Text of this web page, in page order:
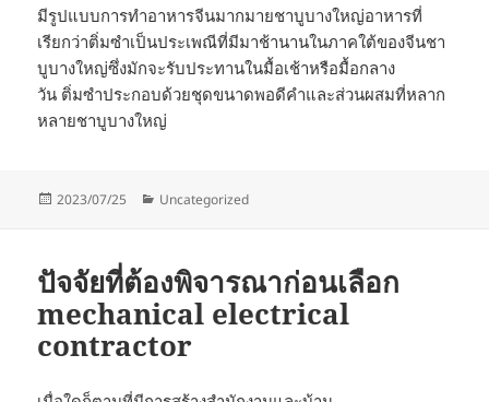
มีรูปแบบการทำอาหารจีนมากมายชาบูบางใหญ่อาหารที่
เรียกว่าติ่มซำเป็นประเพณีที่มีมาช้านานในภาคใต้ของจีนชา
บูบางใหญ่ซึ่งมักจะรับประทานในมื้อเช้าหรือมื้อกลาง
วัน ติ่มซำประกอบด้วยชุดขนาดพอดีคำและส่วนผสมที่หลาก
หลายชาบูบางใหญ่
Posted
2023/07/25 Categories
Uncategorized
ปัจจัยที่ต้องพิจารณาก่อนเลือก
mechanical electrical
contractor